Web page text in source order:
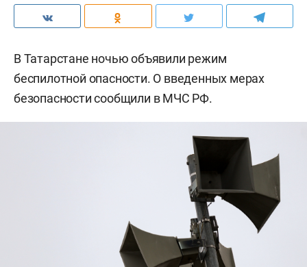
В Татарстане ночью объявили режим
беспилотной опасности. О введенных мерах
безопасности сообщили в МЧС РФ.